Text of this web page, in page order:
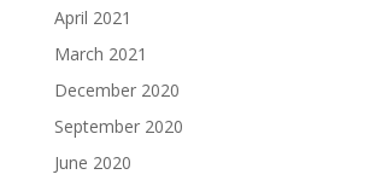
April 2021
March 2021
December 2020
September 2020
June 2020